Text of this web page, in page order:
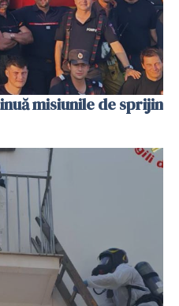
misiunile de sprijin